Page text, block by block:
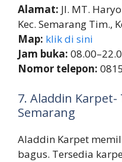
Alamat: Jl. MT.
Kec. Semarang Tim.,
Map: klik di sini
Jam buka:
Nomor telepon:
7. Aladdin
Semarang
Aladdin Karpet
bagus. Tersedia